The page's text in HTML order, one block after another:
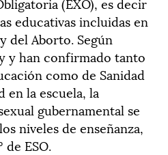
educativas incluidas en
del Aborto. Según
y han confirmado tanto
como de Sanidad
en la escuela, la
gubernamental se
niveles de enseñanza,
de ESO.